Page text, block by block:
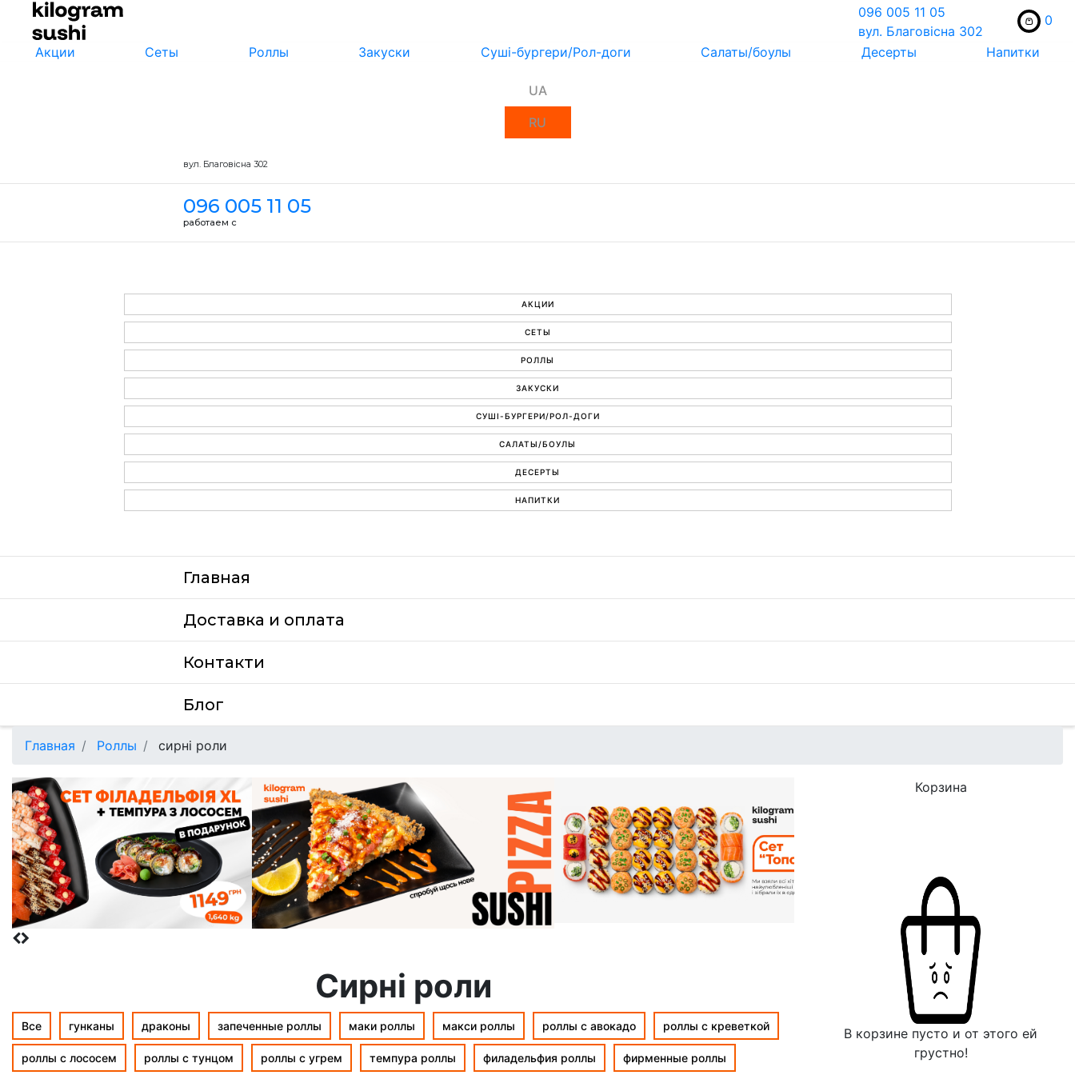
096 005 11 05
вул. Благовісна 302
0
Акции Сеты Роллы Закуски Суші-бургери/Рол-доги Салаты/боулы Десерты Напитки
UA
RU
вул. Благовісна 302
096 005 11 05
работаем с
АКЦИИ
СЕТЫ
РОЛЛЫ
ЗАКУСКИ
СУШІ-БУРГЕРИ/РОЛ-ДОГИ
САЛАТЫ/БОУЛЫ
ДЕСЕРТЫ
НАПИТКИ
Главная
Доставка и оплата
Контакти
Блог
Главная Роллы cирні роли
Cирні роли
Все гунканы драконы запеченные роллы маки роллы макси роллы роллы с авокадо роллы с креветкой
роллы с лососем роллы с тунцом роллы с угрем темпура роллы филадельфия роллы фирменные роллы
Корзина
В корзине пусто и от этого ей
грустно!